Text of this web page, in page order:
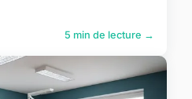
5 min de lecture →